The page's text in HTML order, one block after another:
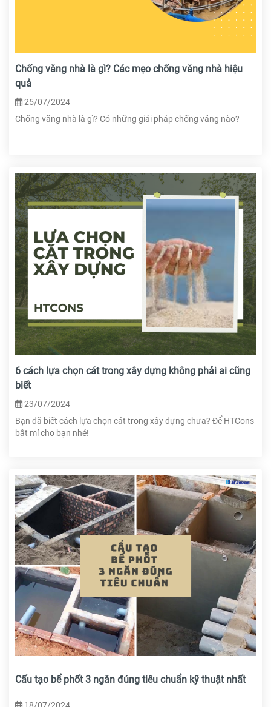
Chống văng nhà là gì? Các mẹo chống văng nhà hiệu
quả
25/07/2024
Chống văng nhà là gì? Có những giải pháp chống văng nào?
6 cách lựa chọn cát trong xây dựng không phải ai cũng
biết
23/07/2024
Bạn đã biết cách lựa chọn cát trong xây dựng chưa? Để HTCons
bật mí cho bạn nhé!
Cấu tạo bể phốt 3 ngăn đúng tiêu chuẩn kỹ thuật nhất